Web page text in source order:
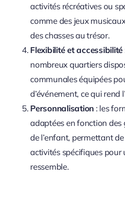
activités récréatives ou
comme des jeux
des chasses au trésor.
Flexibilité et accessibilité
nombreux quartiers
communales équipées
d’événement, ce qui rend
Personnalisation : les
adaptées en fonction des
de l’enfant, permettant
activités spécifiques pour
ressemble.